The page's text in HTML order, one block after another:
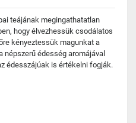
teájának megingathatatlan
hogy élvezhessük csodálatos
kényeztessük magunkat a
népszerű édesség aromájával
édesszájúak is értékelni fogják.